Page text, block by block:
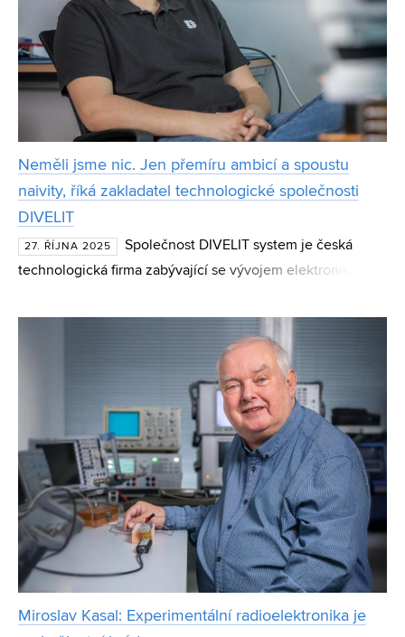
Neměli jsme nic. Jen přemíru ambicí a spoustu
naivity, říká zakladatel technologické společnosti
DIVELIT
27. ŘÍJNA 2025
Společnost DIVELIT system je česká
technologická firma zabývající se vývojem elektroniky a
průmyslových embedded systémů. Za jejím zrodem stojí a
Miroslav Kasal: Experimentální radioelektronika je